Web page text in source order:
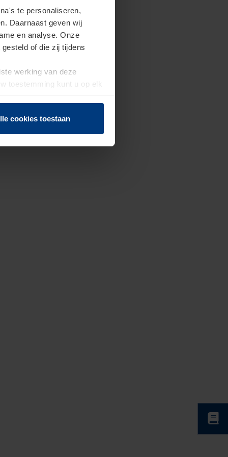
te personaliseren,
Daarnaast geven wij
en analyse. Onze
of die zij tijdens
werking van deze
toestemming kunt u op elk
herroepen.
cookies toestaan